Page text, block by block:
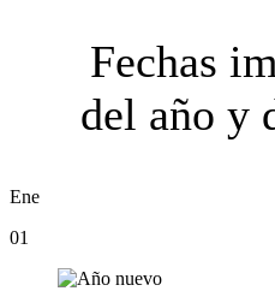
Fechas
del año y
Ene
01